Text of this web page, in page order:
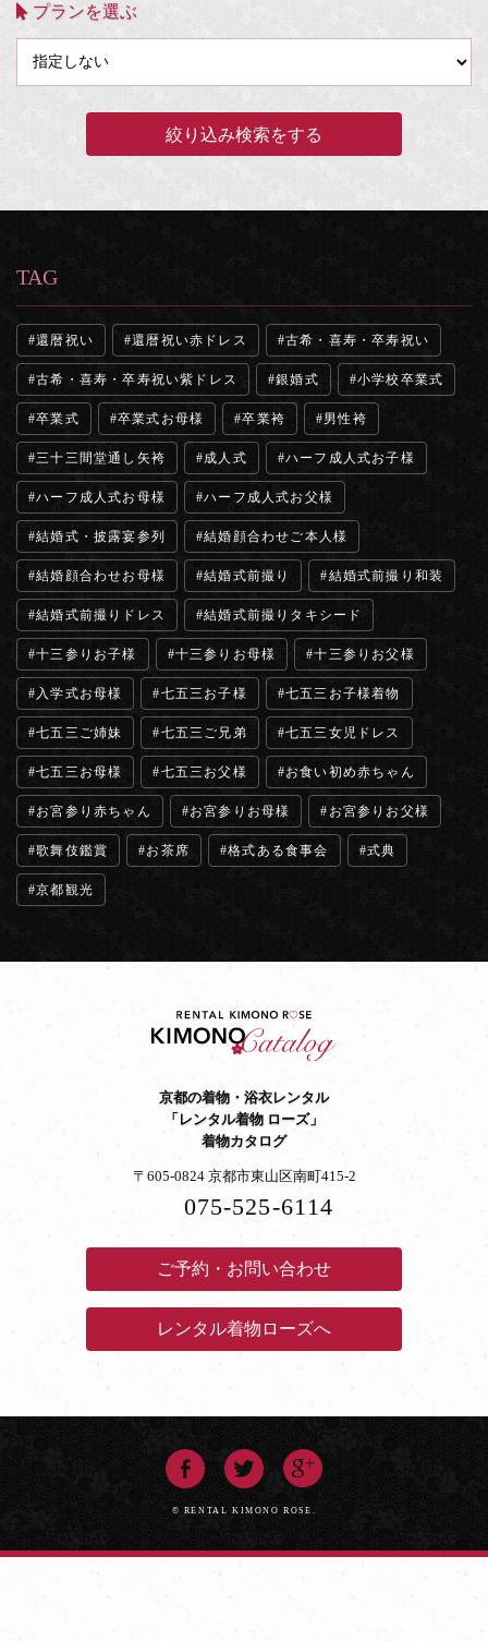
プランを選ぶ
TAG
還暦祝い 還暦祝い赤ドレス 古希・喜寿・卒寿祝い
古希・喜寿・卒寿祝い紫ドレス 銀婚式 小学校卒業式
卒業式 卒業式お母様 卒業袴 男性袴
三十三間堂通し矢袴 成人式 ハーフ成人式お子様
ハーフ成人式お母様 ハーフ成人式お父様
結婚式・披露宴参列 結婚顔合わせご本人様
結婚顔合わせお母様 結婚式前撮り 結婚式前撮り和装
結婚式前撮りドレス 結婚式前撮りタキシード
十三参りお子様 十三参りお母様 十三参りお父様
入学式お母様 七五三お子様 七五三お子様着物
七五三ご姉妹 七五三ご兄弟 七五三女児ドレス
七五三お母様 七五三お父様 お食い初め赤ちゃん
お宮参り赤ちゃん お宮参りお母様 お宮参りお父様
歌舞伎鑑賞 お茶席 格式ある食事会 式典
京都観光
京都の着物・浴衣レンタル
「レンタル着物 ローズ」
着物カタログ
〒605-0824 京都市東山区南町415-2
075-525-6114
ご予約・お問い合わせ
レンタル着物ローズへ
© RENTAL KIMONO ROSE.